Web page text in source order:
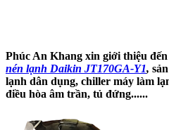
Phúc An Khang xin giới thiệu
nén lạnh Daikin JT170GA-Y1,
lạnh dân dụng, chiller máy làm
điều hòa âm trần, tủ đứng......